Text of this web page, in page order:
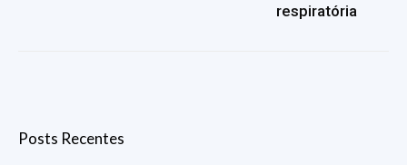
respiratória
Posts Recentes